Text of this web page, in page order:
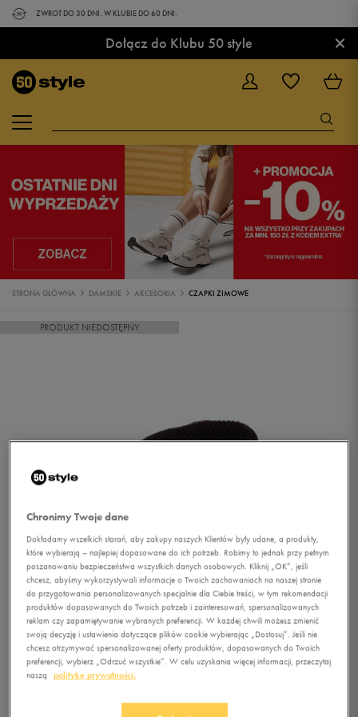
ZWROT DO 30 DNI. W KLUBIE DO 60 DNI.
Dołącz do Klubu 50 style ×
STRONA GŁÓWNA DAMSKIE AKCESORIA CZAPKI ZIMOWE
PRODUKT NIEDOSTĘPNY
1/3
Chronimy Twoje dane
Dokładamy wszelkich starań, aby zakupy naszych Klientów były udane, a produkty,
które wybierają – najlepiej dopasowane do ich potrzeb. Robimy to jednak przy pełnym
poszanowaniu bezpieczeństwa wszystkich danych osobowych. Kliknij „OK”, jeśli
chcesz, abyśmy wykorzystywali informacje o Twoich zachowaniach na naszej stronie
do przygotowania personalizowanych specjalnie dla Ciebie treści, w tym rekomendacji
produktów dopasowanych do Twoich potrzeb i zainteresowań, spersonalizowanych
reklam czy zapamiętywanie wybranych preferencji. W każdej chwili możesz zmienić
swoją decyzję i ustawienia dotyczące plików cookie wybierając „Dostosuj”. Jeśli nie
chcesz otrzymywać spersonalizowanej oferty produktów, dopasowanych do Twoich
preferencji, wybierz „Odrzuć wszystkie”. W celu uzyskania więcej informacji, przeczytaj
naszą
politykę prywatności.